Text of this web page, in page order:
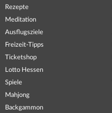
Rezepte
Meditation
Ausflugsziele
Freizeit-Tipps
Ticketshop
Lotto Hessen
Spiele
Mahjong
Backgammon